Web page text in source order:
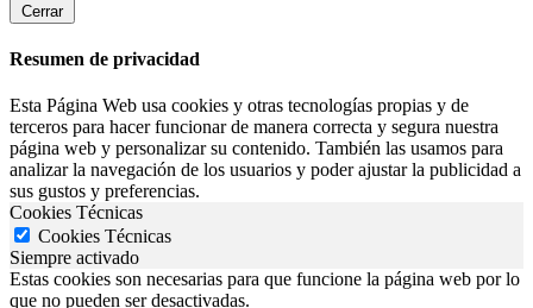
Cerrar
Resumen de privacidad
Esta Página Web usa cookies y otras tecnologías propias y de
terceros para hacer funcionar de manera correcta y segura nuestra
página web y personalizar su contenido. También las usamos para
analizar la navegación de los usuarios y poder ajustar la publicidad a
sus gustos y preferencias.
Cookies Técnicas
Cookies Técnicas
Siempre activado
Estas cookies son necesarias para que funcione la página web por lo
que no pueden ser desactivadas.